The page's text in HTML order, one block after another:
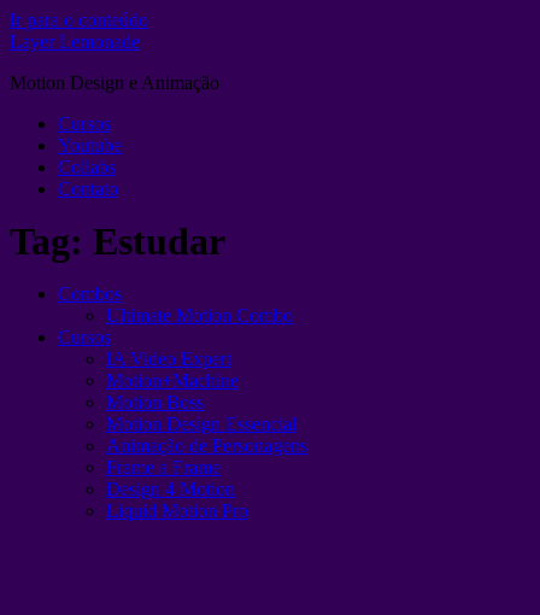
Ir para o conteúdo
Layer Lemonade
Motion Design e Animação
Cursos
Youtube
Collabs
Contato
Tag: Estudar
Combos
Ultimate Motion Combo
Cursos
IA Video Expert
Motion+Machine
Motion Boss
Motion Design Essencial
Animação de Personagens
Frame a Frame
Design 4 Motion
Liquid Motion Pro